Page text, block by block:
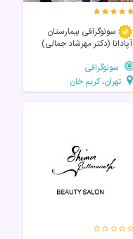
سونوگرافی بیمارستان
آپادانا (دکتر مهرشاد جمالی)
سونوگرافی
تهران، کریم خان